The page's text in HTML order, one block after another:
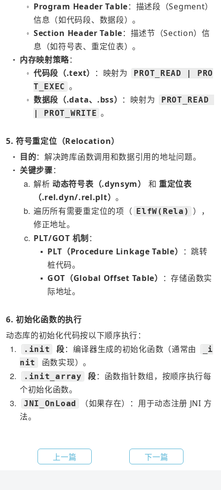
○ Program Header Table：描述段（Segment）
信息（如代码段、数据段）。
○ Section Header Table：描述节（Section）信
息（如符号表、重定位表）。
● 内存映射策略：
○ 代码段（.text） ：映射为
PROT_READ | PRO
T_EXEC 。
○ 数据段（.data、.bss） ：映射为
PROT_READ
| PROT_WRITE 。
5. 符号重定位（Relocation）
● 目的：解决跨库函数调用和数据引用的地址问题。
● 关键步骤：
a 解析 动态符号表（.dynsym） 和 重定位表
（.rel.dyn/.rel.plt）。
b 遍历所有需要重定位的项（ ElfW(Rela)
），
修正地址。
c PLT/GOT 机制 ：
■ PLT（Procedure Linkage Table）
：跳转
桩代码。
■ GOT（Global Offset Table）
：存储函数实
际地址。
6. 初始化函数的执行
动态库的初始化代码按以下顺序执行：
1 .init 段：编译器生成的初始化函数（通常由
_i
nit
函数实现）。
2 .init_array 段：函数指针数组，按顺序执行每
个初始化函数。
3 JNI_OnLoad
（如果存在）：用于动态注册 JNI 方
法。
上一篇 下一篇